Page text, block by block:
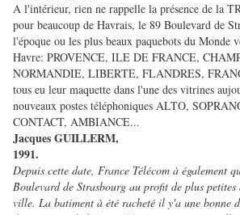
A l'intérieur, rien ne rappelle la présence de la
pour beaucoup de Havrais, le 89 Boulevard de
l'époque ou les plus beaux paquebots du Monde
Havre: PROVENCE, ILE DE FRANCE,
NORMANDIE, LIBERTE, FLANDRES,
tous eu leur maquette dans l'une des vitrines
nouveaux postes téléphoniques ALTO,
CONTACT, AMBIANCE...
Jacques GUILLERM,
1991.
Depuis cette date, France Télécom à également
Boulevard de Strasbourg au profit de plus petites
ville. La batiment à été racheté il y'a une bonne